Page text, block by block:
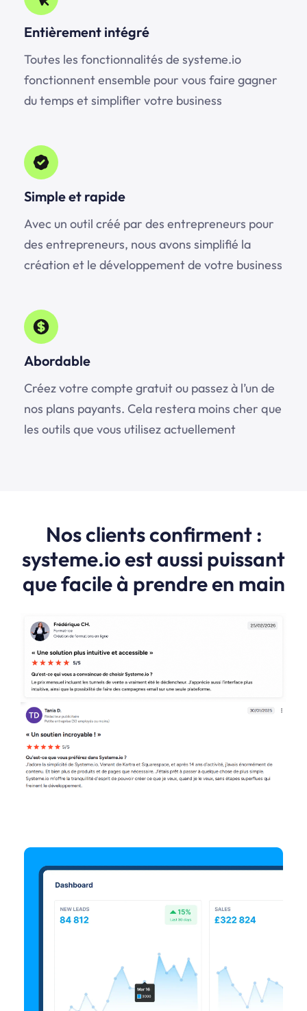
Entièrement intégré
Toutes les fonctionnalités de systeme.io
fonctionnent ensemble pour vous faire gagner
du temps et simplifier votre business
Simple et rapide
Avec un outil créé par des entrepreneurs pour
des entrepreneurs, nous avons simplifié la
création et le développement de votre business
Abordable
Créez votre compte gratuit ou passez à l’un de
nos plans payants. Cela restera moins cher que
les outils que vous utilisez actuellement
Nos clients confirment :
systeme.io est aussi puissant
que facile à prendre en main